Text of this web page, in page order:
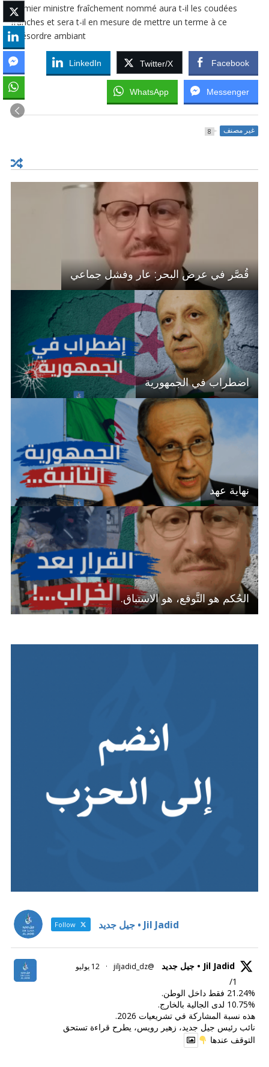
premier ministre fraîchement nommé aura t-il les coudées
franches et sera t-il en mesure de mettre un terme à ce
désordre ambiant ?
Facebook
Twitter/X
LinkedIn
Messenger
WhatsApp
غير مصنف 8
قُصَّر في عرض البحر: عار وفشل جماعي
اضطراب في الجمهورية
نهاية عهد
الحُكم هو التَّوقع، هو الاستباق.
Jil Jadid • جيل جديد Follow
Jil Jadid • جيل جديد @jiljadid_dz
· 12 يوليو
1/
21.24% فقط داخل الوطن.
10.75% لدى الجالية بالخارج.
هذه نسبة المشاركة في تشريعيات 2026.
نائب رئيس جيل جديد، زهير رويس، يطرح قراءة تستحق
التوقف عندها